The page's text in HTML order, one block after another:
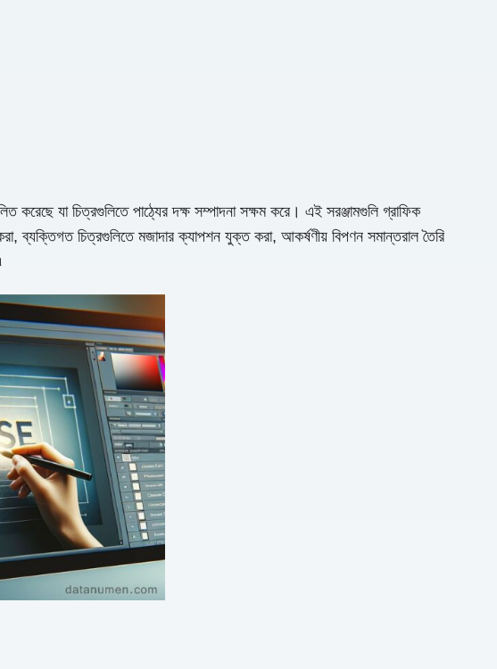
করেছে যা চিত্রগুলিতে পাঠ্যের দক্ষ সম্পাদনা সক্ষম করে। এই সরঞ্জামগুলি গ্রাফিক
ব্যক্তিগত চিত্রগুলিতে মজাদার ক্যাপশন যুক্ত করা, আকর্ষণীয় বিপণন সমান্তরাল তৈরি